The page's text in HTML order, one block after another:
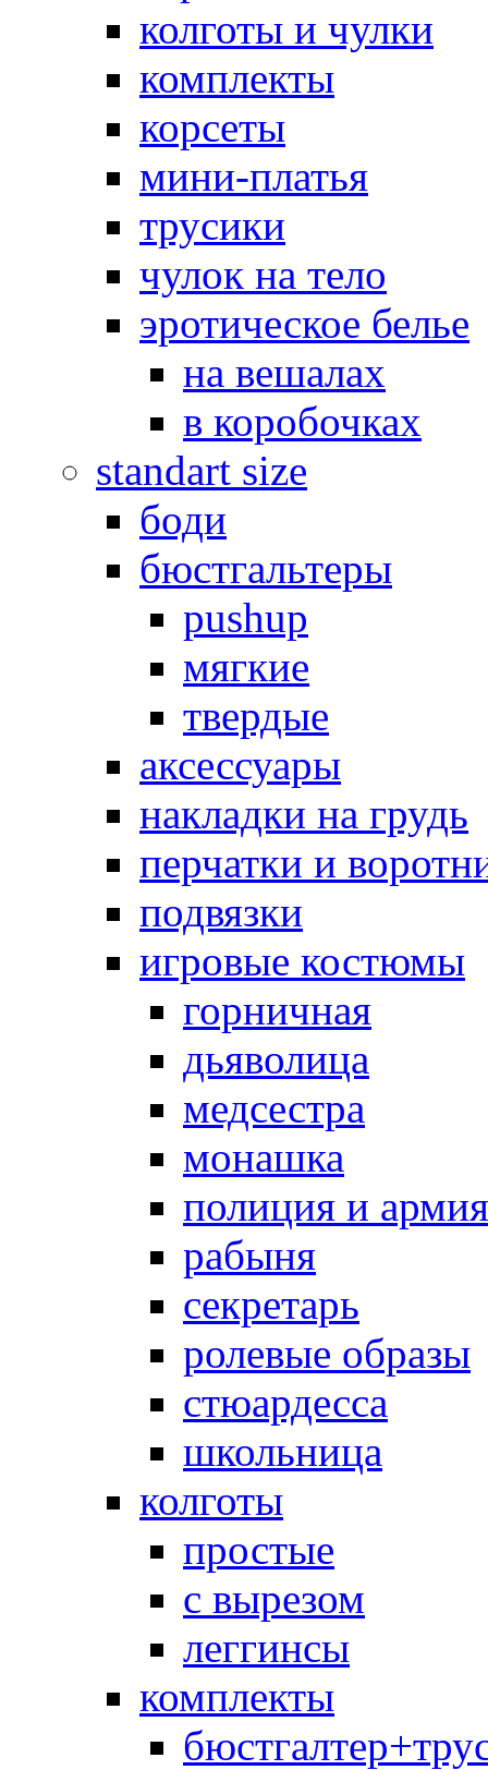
колготы и чулки
комплекты
корсеты
мини-платья
трусики
чулок на тело
эротическое белье
на вешалах
в коробочках
standart size
боди
бюстгальтеры
pushup
мягкие
твердые
аксессуары
накладки на грудь
перчатки и
подвязки
игровые костюмы
горничная
дьяволица
медсестра
монашка
полиция и армия
рабыня
секретарь
ролевые образы
стюардесса
школьница
колготы
простые
с вырезом
леггинсы
комплекты